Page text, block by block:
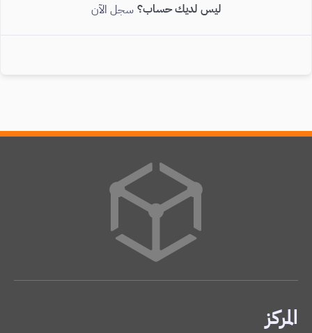
ليس لديك حساب؟ سجل الآن
المركز